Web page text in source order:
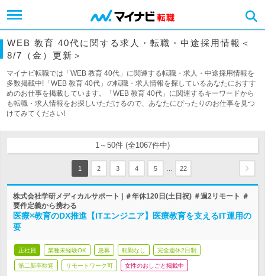
WEB 教育 40代に関する求人・転職・中途採用情報＜
8/7（金）更新＞
マイナビ転職では「WEB 教育 40代」に関連する転職・求人・中途採用情報を
多数掲載中!「WEB 教育 40代」の転職・求人情報を探しているあなたにおすす
めのお仕事を掲載しています。「WEB 教育 40代」に関連するキーワードから
も転職・求人情報をお探しいただけるので、あなたにぴったりのお仕事を見つ
けてみてください!
1～50件 (全1067件中)
1 2 3 4 5 22
株式会社学研メディカルサポート | ＃年休120日(土日祝) ＃週2リモート ＃
要件定義から携わる
医療×教育のDX推進【ITエンジニア】医療教育を支えるIT運用の
要
正社員 業種未経験OK 急募 転勤なし 完全週休2日制
第二新卒歓迎 リモートワーク可 女性のおしごと掲載中